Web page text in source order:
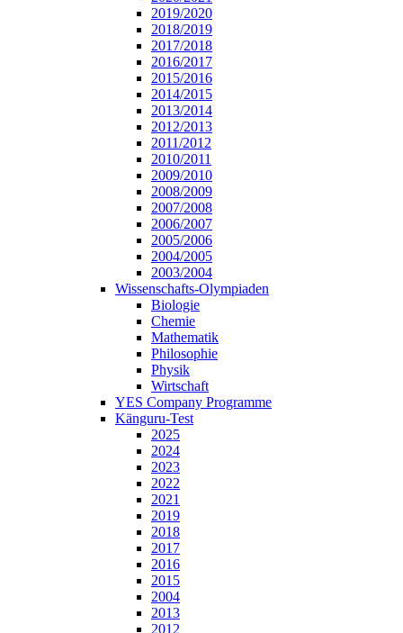
2019/2020
2018/2019
2017/2018
2016/2017
2015/2016
2014/2015
2013/2014
2012/2013
2011/2012
2010/2011
2009/2010
2008/2009
2007/2008
2006/2007
2005/2006
2004/2005
2003/2004
Wissenschafts-Olympiaden
Biologie
Chemie
Mathematik
Philosophie
Physik
Wirtschaft
YES Company Programme
Känguru-Test
2025
2024
2023
2022
2021
2019
2018
2017
2016
2015
2004
2013
2012